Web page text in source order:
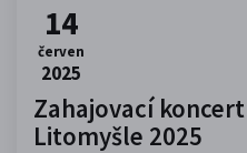
14
červen
2025
Zahajovací
Litomyšle 2025